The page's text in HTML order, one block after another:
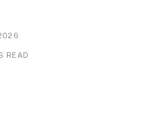
READ